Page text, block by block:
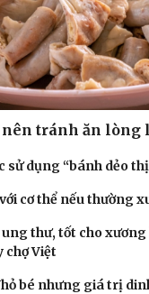
tránh ăn lòng
sử dụng “bánh dẻo
cơ thể nếu thường
thư, tốt cho xương
chợ Việt
bé nhưng giá trị